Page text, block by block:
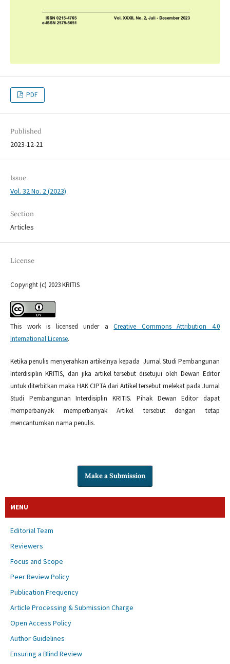
PDF
Published
2023-12-21
Issue
Vol. 32 No. 2 (2023)
Section
Articles
License
Copyright (c) 2023 KRITIS
This work is licensed under aCreative Commons Attribution 4.0
International License.
Ketika penulis menyerahkan artikelnya kepada Jurnal Studi Pembangunan
Interdisiplin KRITIS, dan jika artikel tersebut disetujui oleh Dewan Editor
untuk diterbitkan maka HAK CIPTA dari Artikel tersebut melekat pada Jurnal
Studi Pembangunan Interdisiplin KRITIS. Pihak Dewan Editor dapat
memperbanyak memperbanyak Artikel tersebut dengan tetap
mencantumkan nama penulis.
Make a Submission
MENU
Editorial Team
Reviewers
Focus and Scope
Peer Review Policy
Publication Frequency
Article Processing & Submission Charge
Open Access Policy
Author Guidelines
Ensuring a Blind Review